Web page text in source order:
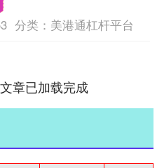
分类： 美港通杠杆平台
章已加载完成